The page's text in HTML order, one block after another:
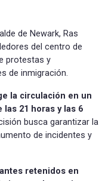
de Newark, Ras
del centro de
protestas y
de inmigración.
la circulación en un
21 horas y las 6
busca garantizar la
de incidentes y
retenidos en